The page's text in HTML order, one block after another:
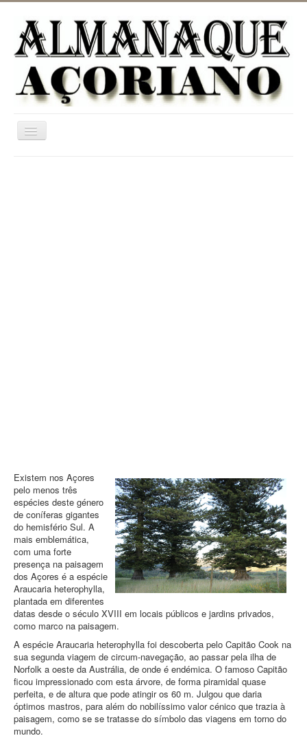
Ativar/Desativar
navegação
Existem nos Açores
pelo menos três
espécies deste género
de coníferas gigantes
do hemisfério Sul. A
mais emblemática,
com uma forte
presença na paisagem
dos Açores é a espécie
Araucaria heterophylla,
plantada em diferentes
datas desde o século XVIII em locais públicos e jardins privados,
como marco na paisagem.
A espécie Araucaria heterophylla foi descoberta pelo Capitão Cook na
sua segunda viagem de circum‑navegação, ao passar pela ilha de
Norfolk a oeste da Austrália, de onde é endémica. O famoso Capitão
ficou impressionado com esta árvore, de forma piramidal quase
perfeita, e de altura que pode atingir os 60 m. Julgou que daria
óptimos mastros, para além do nobilíssimo valor cénico que trazia à
paisagem, como se se tratasse do símbolo das viagens em torno do
mundo.